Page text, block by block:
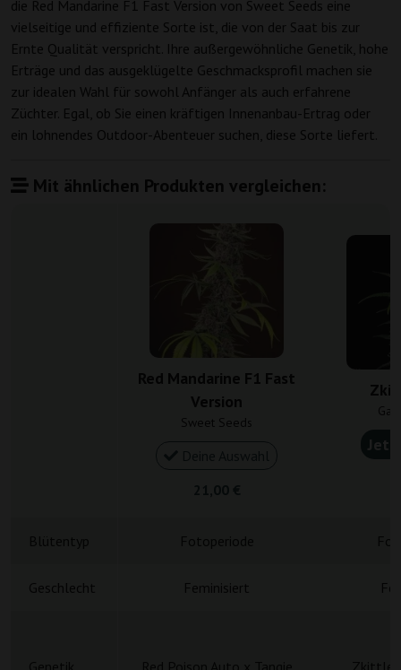
die Red Mandarine F1 Fast Version von Sweet Seeds eine
vielseitige und effiziente Sorte ist, die von der Saat bis zur
Ernte Qualität verspricht. Ihre außergewöhnliche Genetik, hohe
Erträge und das ausgeklügelte Geschmacksprofil machen sie
zur idealen Wahl für sowohl Anfänger als auch erfahrene
Züchter. Egal, ob Sie einen kräftigen Innenanbau-Ertrag oder
ein lohnendes Outdoor-Abenteuer suchen, diese Sorte liefert.
Mit ähnlichen Produkten vergleichen:
Red Mandarine F1 Fast
Version
Sweet Seeds
Geschlecht Feminisiert